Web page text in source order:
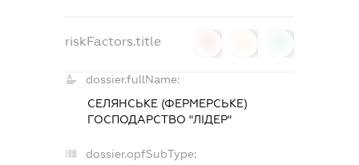
riskFactors.title
dossier.fullName:
СЕЛЯНСЬКЕ (ФЕРМЕРСЬКЕ)
ГОСПОДАРСТВО "ЛІДЕР"
dossier.opfSubType: